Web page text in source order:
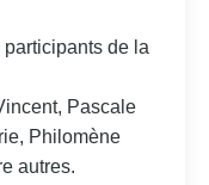
de la
Pascale
Philomène
autres.